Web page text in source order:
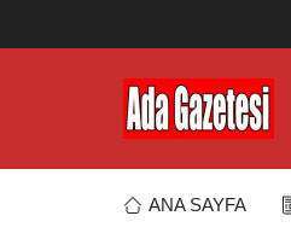
ANA SAYFA